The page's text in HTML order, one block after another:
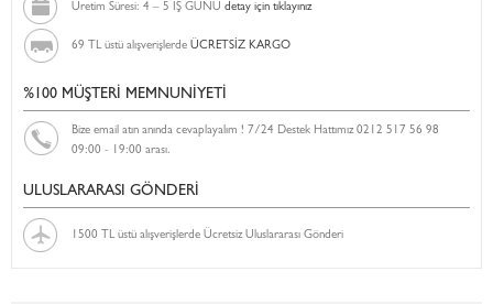
Üretim Süresi: 4 – 5 İŞ GÜNÜ detay için tıklayınız
69 TL üstü alışverişlerde ÜCRETSİZ KARGO
%100 MÜŞTERİ MEMNUNİYETİ
Bize email atın anında cevaplayalım ! 7/24 Destek Hattımız 0212 517 56 98
09:00 - 19:00 arası.
ULUSLARARASI GÖNDERİ
1500 TL üstü alışverişlerde Ücretsiz Uluslararası Gönderi